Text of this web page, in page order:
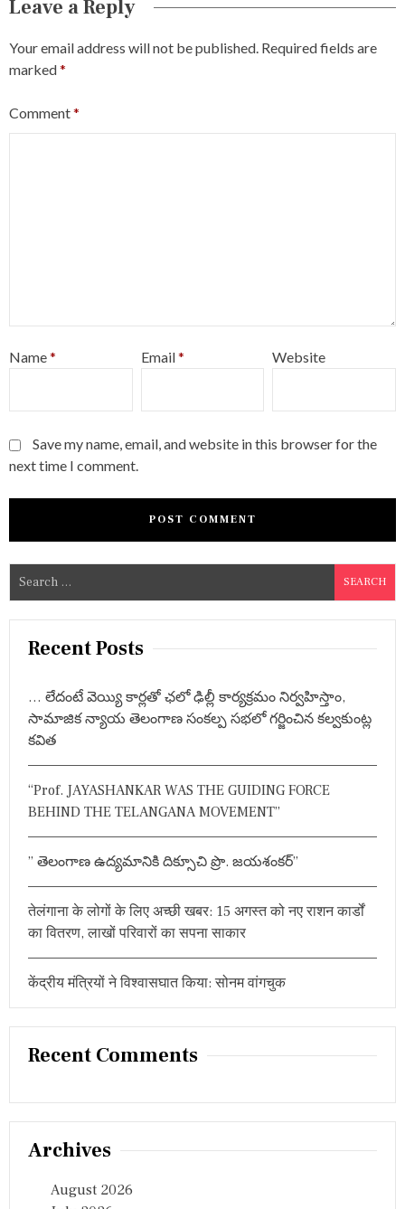
Leave a Reply
Your email address will not be published. Required fields are
marked*
Comment*
Name* Email* Website
Save my name, email, and website in this browser for the
next time I comment.
a
Recent Posts
… లేదంటే వెయ్యి కార్లతో ఛలో ఢిల్లీ కార్యక్రమం నిర్వహిస్తాం,
సామాజిక న్యాయ తెలంగాణ సంకల్ప సభలో గర్జించిన కల్వకుంట్ల
కవిత
“Prof. JAYASHANKAR WAS THE GUIDING FORCE
BEHIND THE TELANGANA MOVEMENT”
” తెలంగాణ ఉద్యమానికి దిక్సూచి ప్రొ. జయశంకర్”
तेलंगाना के लोगों के लिए अच्छी खबर: 15 अगस्त को नए राशन कार्डों
का वितरण, लाखों परिवारों का सपना साकार
केंद्रीय मंत्रियों ने विश्वासघात किया: सोनम वांगचुक
Recent Comments
Archives
August 2026